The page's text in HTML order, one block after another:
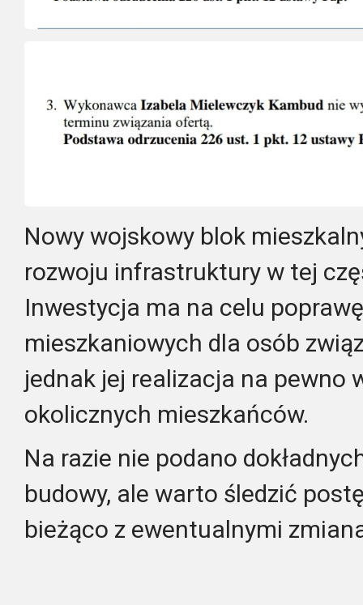
Nowy wojskowy blok
rozwoju infrastruktury w tej
Inwestycja ma na celu
mieszkaniowych dla osób
jednak jej realizacja na pewno
okolicznych mieszkańców.
Na razie nie podano
budowy, ale warto śledzić
bieżąco z ewentualnymi